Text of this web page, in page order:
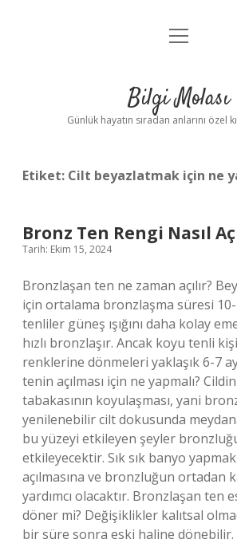
Anasayfa
Yasal Uyarı
menüyü
Bilgi Molası
Günlük hayatın sıradan anlarını özel
Etiket: Cilt beyazlatmak için ne
Bronz Ten Rengi Nasıl
Tarih: Ekim 15, 2024
Bronzlaşan ten ne zaman açılır?
için ortalama bronzlaşma süresi
tenliler güneş ışığını daha kolay
hızlı bronzlaşır. Ancak koyu tenli
renklerine dönmeleri yaklaşık 6-7
tenin açılması için ne yapmalı?
tabakasının koyulaşması, yani
yenilenebilir cilt dokusunda
bu yüzeyi etkileyen şeyler
etkileyecektir. Sık sık banyo
açılmasına ve bronzluğun ortadan
yardımcı olacaktır. Bronzlaşan ten
döner mi? Değişiklikler kalıtsal
bir süre sonra eski haline dönebilir.